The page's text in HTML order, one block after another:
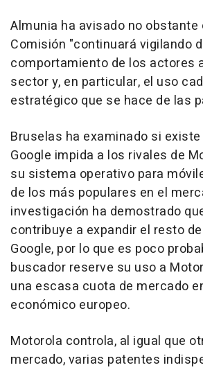
Almunia ha avisado no obstante
Comisión "continuará vigilando
comportamiento de los actores
sector y, en particular, el uso
estratégico que se hace de las
Bruselas ha examinado si
Google impida a los rivales de
su sistema operativo para
de los más populares en el
investigación ha demostrado
contribuye a expandir el resto
Google, por lo que es poco
buscador reserve su uso a
una escasa cuota de mercado
económico europeo.
Motorola controla, al igual que
mercado, varias patentes